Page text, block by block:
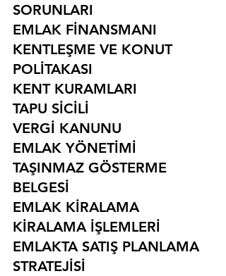
SORUNLARI
EMLAK FİNANSMANI
KENTLEŞME VE KONUT
POLİTAKASI
KENT KURAMLARI
TAPU SİCİLİ
VERGİ KANUNU
EMLAK YÖNETİMİ
TAŞINMAZ GÖSTERME
BELGESİ
EMLAK KİRALAMA
KİRALAMA İŞLEMLERİ
EMLAKTA SATIŞ PLANLAMA
STRATEJİSİ